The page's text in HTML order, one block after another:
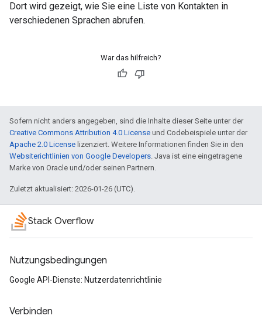
Dort wird gezeigt, wie Sie eine Liste von Kontakten in
verschiedenen Sprachen abrufen.
War das hilfreich?
Sofern nicht anders angegeben, sind die Inhalte dieser Seite unter der
Creative Commons Attribution 4.0 License und Codebeispiele unter der
Apache 2.0 License lizenziert. Weitere Informationen finden Sie in den
Websiterichtlinien von Google Developers. Java ist eine eingetragene
Marke von Oracle und/oder seinen Partnern.
Zuletzt aktualisiert: 2026-01-26 (UTC).
Stack Overflow
Nutzungsbedingungen
Google API-Dienste: Nutzerdatenrichtlinie
Verbinden